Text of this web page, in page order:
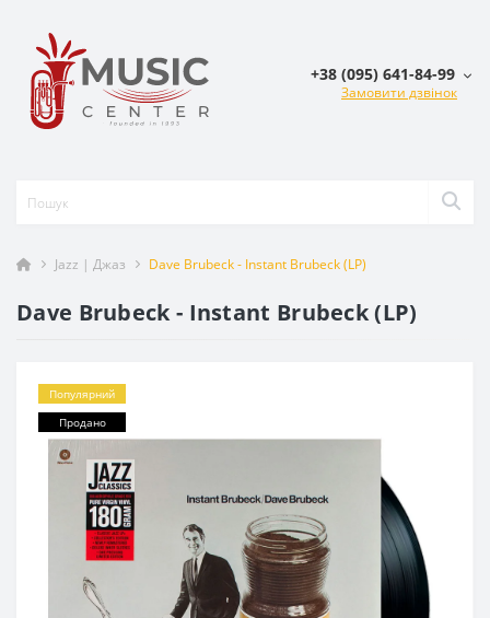
+38 (095) 641-84-99
Замовити дзвінок
Jazz | Джаз Dave Brubeck - Instant Brubeck (LP)
Dave Brubeck - Instant Brubeck (LP)
Популярний
Продано